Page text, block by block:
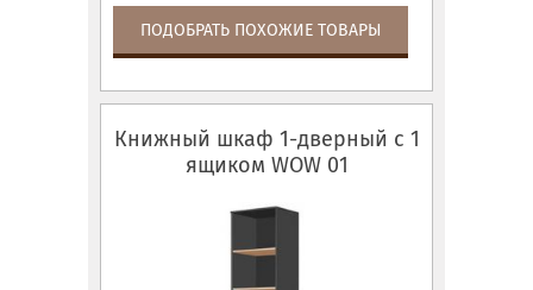
ПОДОБРАТЬ ПОХОЖИЕ ТОВАРЫ
Книжный шкаф 1-дверный с 1
ящиком WOW 01